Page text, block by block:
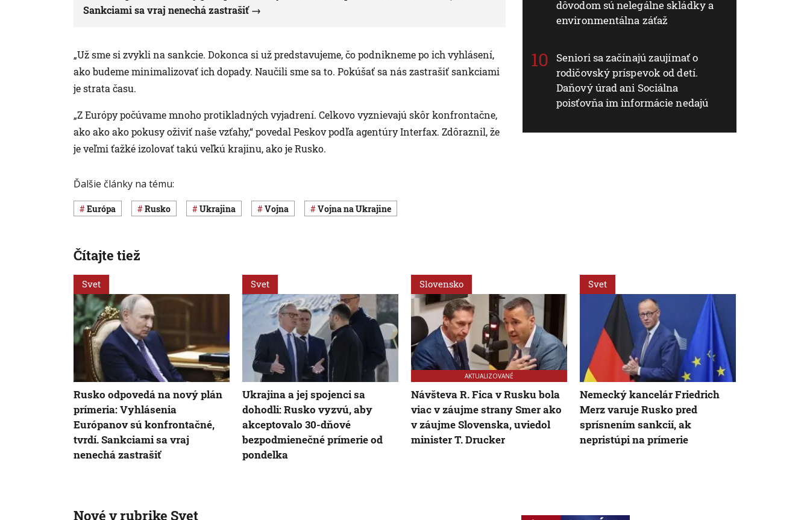
Sankciami sa vraj nenechá zastrašiť
„Už sme si zvykli na sankcie. Dokonca si už predstavujeme, čo podnikneme po ich vyhlásení,
ako budeme minimalizovať ich dopady. Naučili sme sa to. Pokúšať sa nás zastrašiť sankciami
je strata času.
„Z Európy počúvame mnoho protikladných vyjadrení. Celkovo vyznievajú skôr konfrontačne,
ako ako ako pokusy oživiť naše vzťahy,“ povedal Peskov podľa agentúry Interfax. Zdôraznil, že
je veľmi ťažké izolovať takú veľkú krajinu, ako je Rusko.
Ďalšie články na tému:
Európa Rusko Ukrajina vojna vojna na Ukrajine
dôvodom sú nelegálne skládky a
environmentálna záťaž
Seniori sa začínajú zaujímať o
rodičovský príspevok od detí.
Daňový úrad ani Sociálna
poisťovňa im informácie nedajú
Čítajte tiež
Svet
Rusko odpovedá na nový plán
prímeria: Vyhlásenia
Európanov sú konfrontačné,
tvrdí. Sankciami sa vraj
nenechá zastrašiť
Svet
Ukrajina a jej spojenci sa
dohodli: Rusko vyzvú, aby
akceptovalo 30-dňové
bezpodmienečné prímerie od
pondelka
Slovensko
AKTUALIZOVANÉ
Návšteva R. Fica v Rusku bola
viac v záujme strany Smer ako
v záujme Slovenska, uviedol
minister T. Drucker
Svet
Nemecký kancelár Friedrich
Merz varuje Rusko pred
sprísnením sankcií, ak
nepristúpi na prímerie
Nové v rubrike Svet